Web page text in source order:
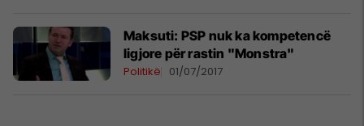
Maksuti: PSP nuk ka kompetencë
ligjore për rastin "Monstra"
Politikë 01/07/2017